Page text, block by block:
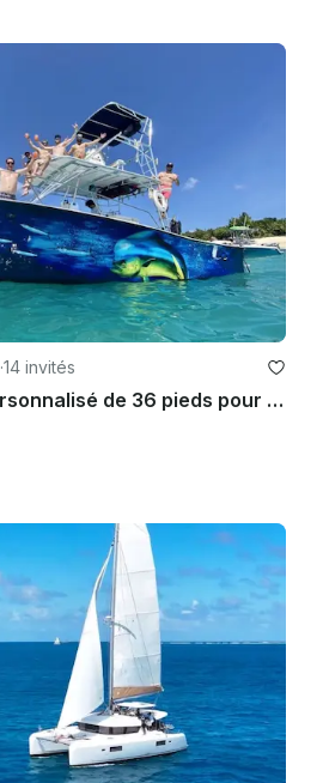
·14 invités
Yacht à moteur personnalisé de 36 pieds pour des excursions d'une journée incroyables ! Familles, Anniversaires, Bachelor/ette